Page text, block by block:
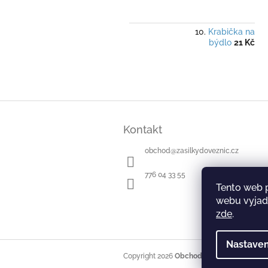
Tento web
webu
zde.
Krabička na
býdlo 21 Kč
Kontakt
obchod@zasilkydoveznic.cz
776 04 33 55
Copyright 2026 Obchod Zásilky do věznic.